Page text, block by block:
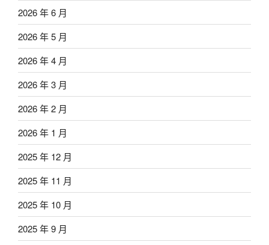
2026 年 6 月
2026 年 5 月
2026 年 4 月
2026 年 3 月
2026 年 2 月
2026 年 1 月
2025 年 12 月
2025 年 11 月
2025 年 10 月
2025 年 9 月